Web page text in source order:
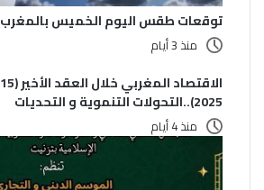
توقعات طقس اليوم الخميس بالمغرب
منذ 3 أيام
2025)..التحولات التنموية و التحديات
منذ 4 أيام